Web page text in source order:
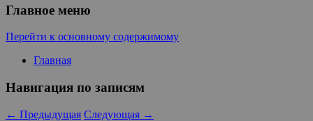
Главное меню
Перейти к основному содержимому
Главная
Навигация по записям
← Предыдущая Следующая →